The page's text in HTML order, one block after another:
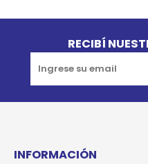
RECIBÍ
INFORMACIÓN